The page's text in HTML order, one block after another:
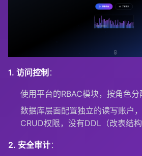
1. 访问控制 ：
使用平台的RBAC模块，按角色分
数据库层面配置独立的读写账户
CRUD权限，没有DDL（改表结构
2. 安全审计：